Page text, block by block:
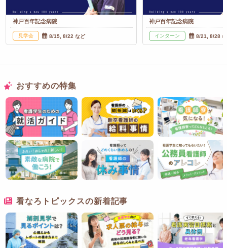
神戸百年記念病院
見学会 8/15, 8/22 など
神戸百年記念病院
インターン 8/21, 8/28
おすすめの特集
看なろトピックスの新着記事